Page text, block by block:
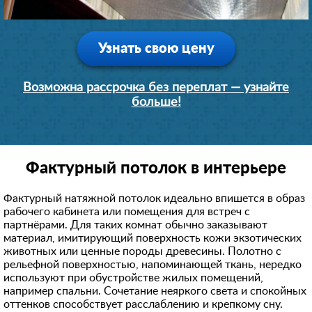
Узнать свою цену
Возможна рассрочка без переплат — узнайте
больше!
Фактурный потолок в интерьере
Фактурный натяжной потолок идеально впишется в образ
рабочего кабинета или помещения для встреч с
партнёрами. Для таких комнат обычно заказывают
материал, имитирующий поверхность кожи экзотических
животных или ценные породы древесины. Полотно с
рельефной поверхностью, напоминающей ткань, нередко
используют при обустройстве жилых помещений,
например спальни. Сочетание неяркого света и спокойных
оттенков способствует расслаблению и крепкому сну.